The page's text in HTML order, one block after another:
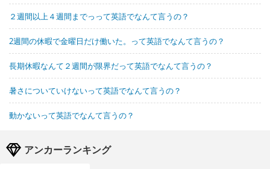
２週間以上４週間までっって英語でなんて言うの？
2週間の休暇で金曜日だけ働いた。って英語でなんて言うの？
長期休暇なんて２週間が限界だって英語でなんて言うの？
暑さについていけないって英語でなんて言うの？
動かないって英語でなんて言うの？
アンカーランキング